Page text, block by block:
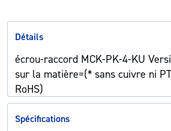
Détails
écrou-raccord MCK-PK-4-KU
sur la matière=(* sans cuivre ni
RoHS)
Spécifications